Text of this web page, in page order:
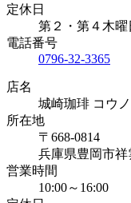
定休日
第２・第４木曜
電話番号
0796-32-3365
店名
城崎珈琲 コウ
所在地
〒668-0814
兵庫県豊岡市祥
営業時間
10:00～16:00